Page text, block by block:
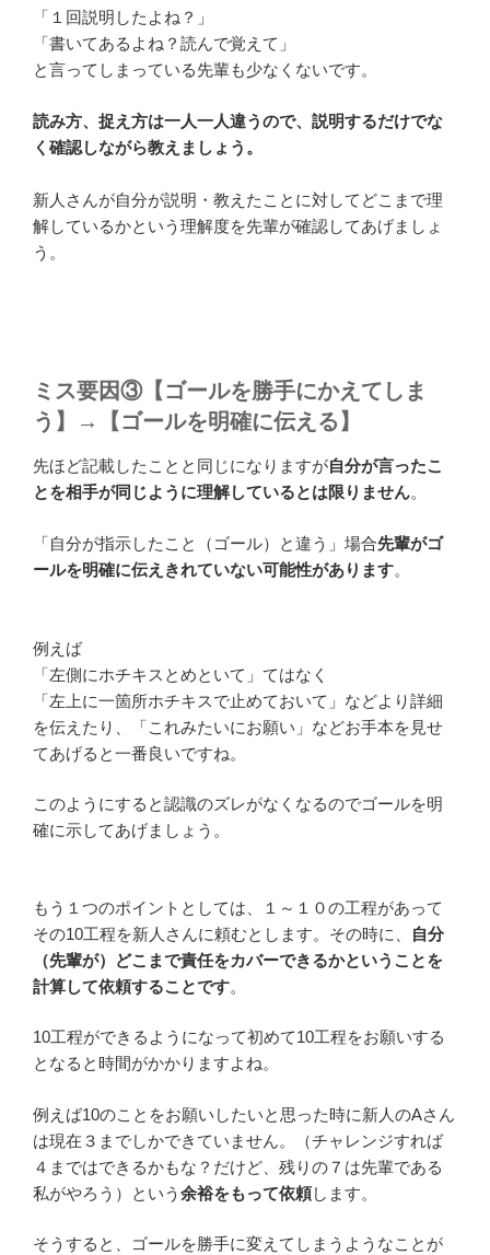
「１回説明したよね？」
「書いてあるよね？読んで覚えて」
と言ってしまっている先輩も少なくないです。
読み方、捉え方は一人一人違うので、説明するだけでな
く確認しながら教えましょう。
新人さんが自分が説明・教えたことに対してどこまで理
解しているかという理解度を先輩が確認してあげましょ
う。
ミス要因③【ゴールを勝手にかえてしま
う】→【ゴールを明確に伝える】
先ほど記載したことと同じになりますが自分が言ったこ
とを相手が同じように理解しているとは限りません。
「自分が指示したこと（ゴール）と違う」場合先輩がゴ
ールを明確に伝えきれていない可能性があります。
例えば
「左側にホチキスとめといて」てはなく
「左上に一箇所ホチキスで止めておいて」などより詳細
を伝えたり、「これみたいにお願い」などお手本を見せ
てあげると一番良いですね。
このようにすると認識のズレがなくなるのでゴールを明
確に示してあげましょう。
もう１つのポイントとしては、１～１０の工程があって
その10工程を新人さんに頼むとします。その時に、
自分
（先輩が）どこまで責任をカバーできるかということを
計算して依頼することです。
10工程ができるようになって初めて10工程をお願いする
となると時間がかかりますよね。
例えば10のことをお願いしたいと思った時に新人のAさん
は現在３までしかできていません。（チャレンジすれば
４まではできるかもな？だけど、残りの７は先輩である
私がやろう）という 余裕をもって依頼します。
そうすると、ゴールを勝手に変えてしまうようなことが